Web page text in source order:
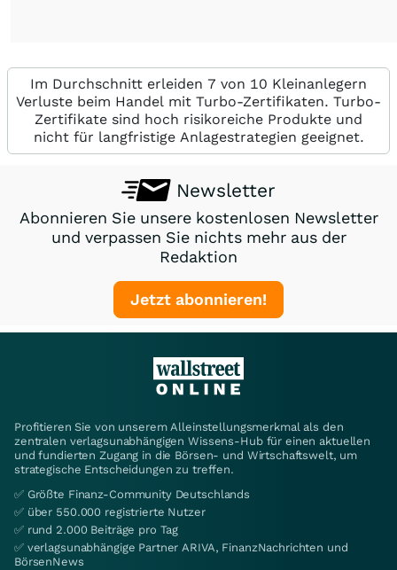
Im Durchschnitt erleiden 7 von 10 Kleinanlegern
Verluste beim Handel mit Turbo-Zertifikaten. Turbo-
Zertifikate sind hoch risikoreiche Produkte und
nicht für langfristige Anlagestrategien geeignet.
Newsletter
Abonnieren Sie unsere kostenlosen Newsletter
und verpassen Sie nichts mehr aus der
Redaktion
Jetzt abonnieren!
Profitieren Sie von unserem Alleinstellungsmerkmal als den
zentralen verlagsunabhängigen Wissens-Hub für einen aktuellen
und fundierten Zugang in die Börsen- und Wirtschaftswelt, um
strategische Entscheidungen zu treffen.
✅ Größte Finanz-Community Deutschlands
✅ über 550.000 registrierte Nutzer
✅ rund 2.000 Beiträge pro Tag
✅ verlagsunabhängige Partner ARIVA, FinanzNachrichten und
BörsenNews